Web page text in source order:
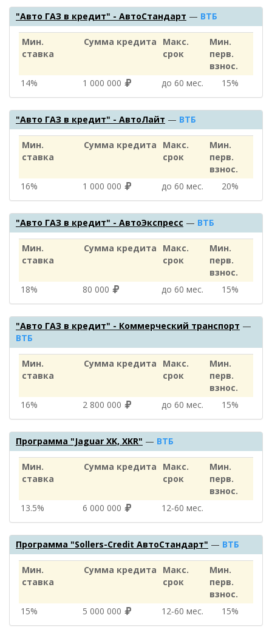
"Авто ГАЗ в кредит" - АвтоСтандарт — ВТБ
Мин.
ставка
Сумма кредита
Макс.
срок
Мин.
перв.
взнос.
14%
1 000 000 до 60 мес. 15%
"Авто ГАЗ в кредит" - АвтоЛайт — ВТБ
Мин.
ставка
Сумма кредита
Макс.
срок
Мин.
перв.
взнос.
16%
1 000 000 до 60 мес. 20%
"Авто ГАЗ в кредит" - АвтоЭкспресс — ВТБ
Мин.
ставка
Сумма кредита
Макс.
срок
Мин.
перв.
взнос.
18%
80 000 до 60 мес. 15%
"Авто ГАЗ в кредит" - Коммерческий транспорт —
ВТБ
Мин.
ставка
Сумма кредита
Макс.
срок
Мин.
перв.
взнос.
16%
2 800 000 до 60 мес. 15%
Программа "Jaguar XK, XKR" — ВТБ
Мин.
ставка
Сумма кредита
Макс.
срок
Мин.
перв.
взнос.
13.5%
6 000 000 12‑60 мес.
Программа "Sollers-Credit АвтоСтандарт" — ВТБ
Мин.
ставка
Сумма кредита
Макс.
срок
Мин.
перв.
взнос.
15%
5 000 000 12‑60 мес. 15%